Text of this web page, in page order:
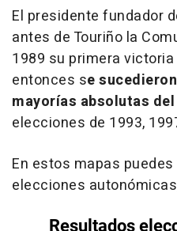
El presidente fundador
antes de Touriño la
1989 su primera
entonces se
mayorías absolutas del
elecciones de 1993,
En estos mapas
elecciones